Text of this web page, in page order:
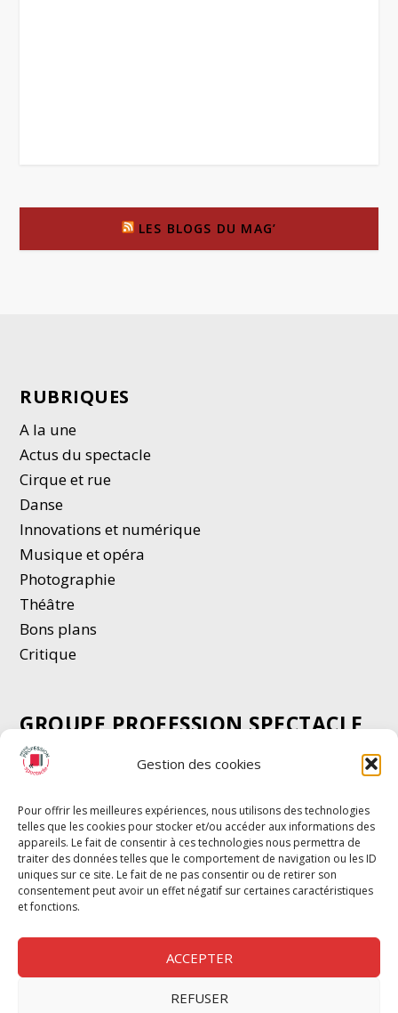
Gestion des cookies
Pour offrir les meilleures expériences, nous utilisons des technologies
telles que les cookies pour stocker et/ou accéder aux informations des
appareils. Le fait de consentir à ces technologies nous permettra de
traiter des données telles que le comportement de navigation ou les ID
uniques sur ce site. Le fait de ne pas consentir ou de retirer son
consentement peut avoir un effet négatif sur certaines caractéristiques
et fonctions.
ACCEPTER
REFUSER
LES BLOGS DU MAG’
RUBRIQUES
A la une
Actus du spectacle
Cirque et rue
Danse
Innovations et numérique
Musique et opéra
Photographie
Théâtre
Bons plans
Critique
GROUPE PROFESSION SPECTACLE
Chèque Intermittents
Chèque Compta
Chèque Emploi Spectacle
G-Pods
Profession Audio-visuel
Le Cahier Pro
Suivre Suivre